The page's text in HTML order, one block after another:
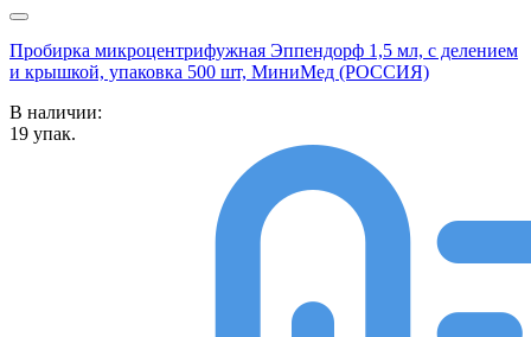
Пробирка микроцентрифужная Эппендорф 1,5 мл, с делением
и крышкой, упаковка 500 шт, МиниМед (РОССИЯ)
В наличии:
19 упак.